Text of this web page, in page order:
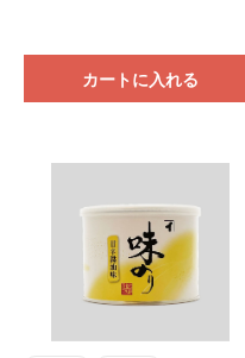
カートに入れる